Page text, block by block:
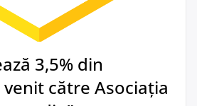
3,5% din
către Asociația